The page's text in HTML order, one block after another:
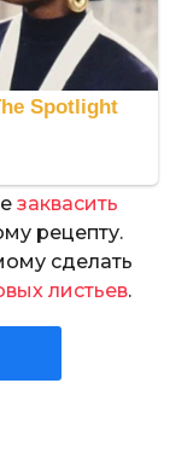
заквасить
рецепту.
сделать
листьев.